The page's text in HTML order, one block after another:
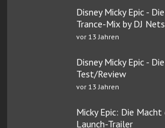
Disney Micky Epic -
Trance-Mix by DJ
vor 13 Jahren
Disney Micky Epic -
Test/Review
vor 13 Jahren
Micky Epic: Die
Launch-Trailer